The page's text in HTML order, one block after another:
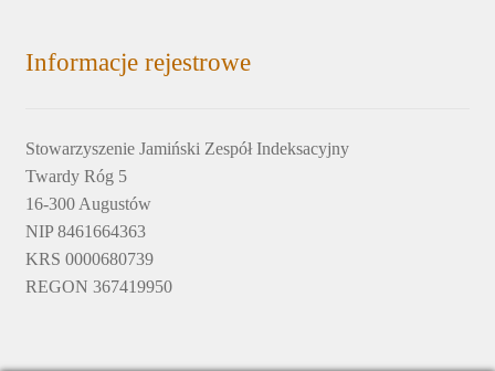
Informacje rejestrowe
Stowarzyszenie Jamiński Zespół Indeksacyjny
Twardy Róg 5
16-300 Augustów
NIP 8461664363
KRS 0000680739
REGON 367419950